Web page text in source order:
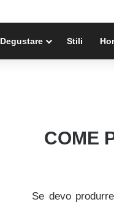
Degustare Stili
COME
Se devo